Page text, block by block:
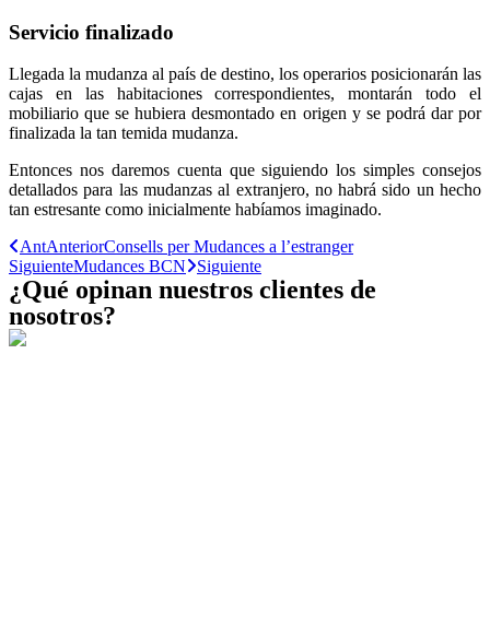
Servicio finalizado
Llegada la mudanza al país de destino, los operarios posicionarán las
cajas en las habitaciones correspondientes, montarán todo el
mobiliario que se hubiera desmontado en origen y se podrá dar por
finalizada la tan temida mudanza.
Entonces nos daremos cuenta que siguiendo los simples consejos
detallados para las mudanzas al extranjero, no habrá sido un hecho
tan estresante como inicialmente habíamos imaginado.
AntAnteriorConsells per Mudances a l’estranger
SiguienteMudances BCN Siguiente
¿Qué opinan nuestros clientes de
nosotros?